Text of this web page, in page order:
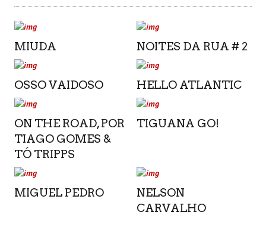
MIUDA NOITES DA RUA # 2
OSSO VAIDOSO HELLO ATLANTIC
ON THE ROAD, POR
TIAGO GOMES &
TÓ TRIPPS
TIGUANA GO!
MIGUEL PEDRO
NELSON
CARVALHO